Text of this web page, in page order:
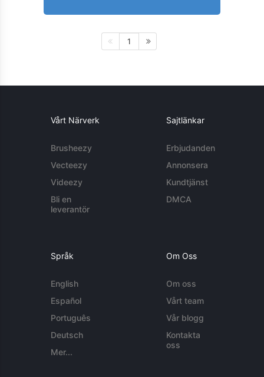
1
Vårt Närverk
Brusheezy
Vecteezy
Videezy
Bli en
leverantör
Sajtlänkar
Erbjudanden
Annonsera
Kundtjänst
DMCA
Språk
English
Español
Português
Deutsch
Mer...
Om Oss
Om oss
Vårt team
Vår blogg
Kontakta
oss